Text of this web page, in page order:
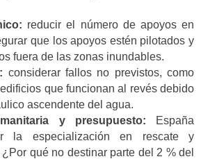
reducir el número de apoyos en
que los apoyos estén pilotados y
fuera de las zonas inundables.
considerar fallos no previstos, como
que funcionan al revés debido
ascendente del agua.
y presupuesto: España
la especialización en rescate y
qué no destinar parte del 2 % del